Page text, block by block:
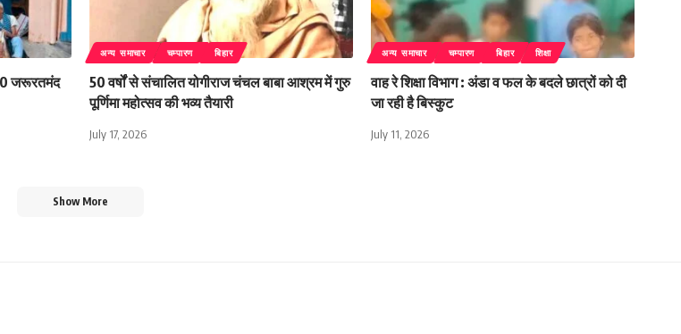
जरूरतमंद
अन्य समाचार चम्पारण बिहार
50 वर्षों से संचालित योगीराज चंचल बाबा आश्रम में गुरु
पूर्णिमा महोत्सव की भव्य तैयारी
July 17, 2026
अन्य समाचार चम्पारण बिहार शिक्षा
वाह रे शिक्षा विभाग : अंडा व फल के बदले छात्रों को दी
जा रही है बिस्कुट
July 11, 2026
Show More